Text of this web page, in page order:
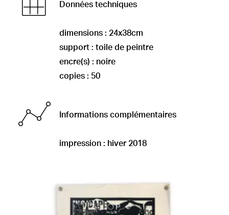
Données techniques
dimensions : 24x38cm
support : toile de peintre
encre(s) : noire
copies : 50
Informations complémentaires
impression : hiver 2018